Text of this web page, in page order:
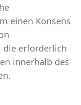
einen Konsens
die erforderlich
innerhalb des